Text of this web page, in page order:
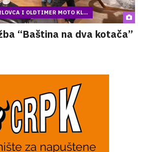
I OLDTIMER MOTO KL...
“Baština na dva kotača”